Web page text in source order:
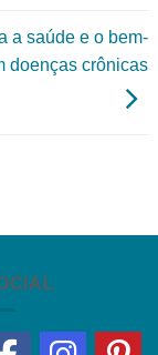
a saúde e o bem-
doenças crônicas